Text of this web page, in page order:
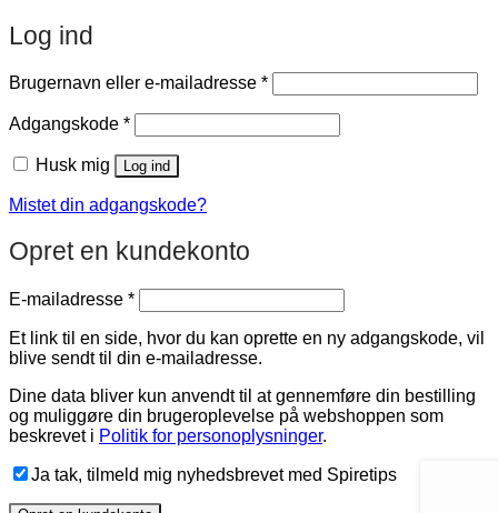
Log ind
Brugernavn eller e-mailadresse *Påkrævet
Adgangskode *Påkrævet
Husk mig Log ind
Mistet din adgangskode?
Opret en kundekonto
E-mailadresse *Påkrævet
Et link til en side, hvor du kan oprette en ny adgangskode, vil
blive sendt til din e-mailadresse.
Dine data bliver kun anvendt til at gennemføre din bestilling
og muliggøre din brugeroplevelse på webshoppen som
beskrevet i Politik for personoplysninger.
Ja tak, tilmeld mig nyhedsbrevet med Spiretips